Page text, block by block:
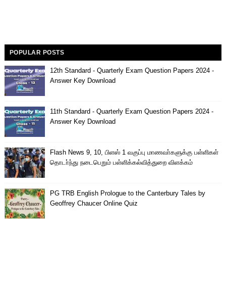
POPULAR POSTS
12th Standard - Quarterly Exam Question Papers 2024 -
Answer Key Download
11th Standard - Quarterly Exam Question Papers 2024 -
Answer Key Download
Flash News 9, 10, பிளஸ் 1 வகுப்பு மாணவா்களுக்கு பள்ளிகள்
தொடா்ந்து நடைபெறும் பள்ளிக்கல்வித்துறை விளக்கம்
PG TRB English Prologue to the Canterbury Tales by
Geoffrey Chaucer Online Quiz